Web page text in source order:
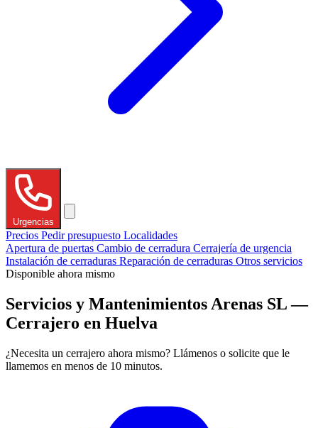
Urgencias
Precios Pedir presupuesto Localidades
Apertura de puertas Cambio de cerradura Cerrajería de urgencia
Instalación de cerraduras Reparación de cerraduras Otros servicios
Disponible ahora mismo
Servicios y Mantenimientos Arenas SL —
Cerrajero en Huelva
¿Necesita un cerrajero ahora mismo? Llámenos o solicite que le
llamemos en menos de 10 minutos.